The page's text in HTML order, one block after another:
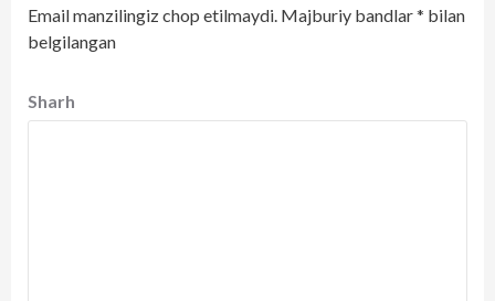
Email manzilingiz chop etilmaydi. Majburiy bandlar* bilan
belgilangan
Sharh